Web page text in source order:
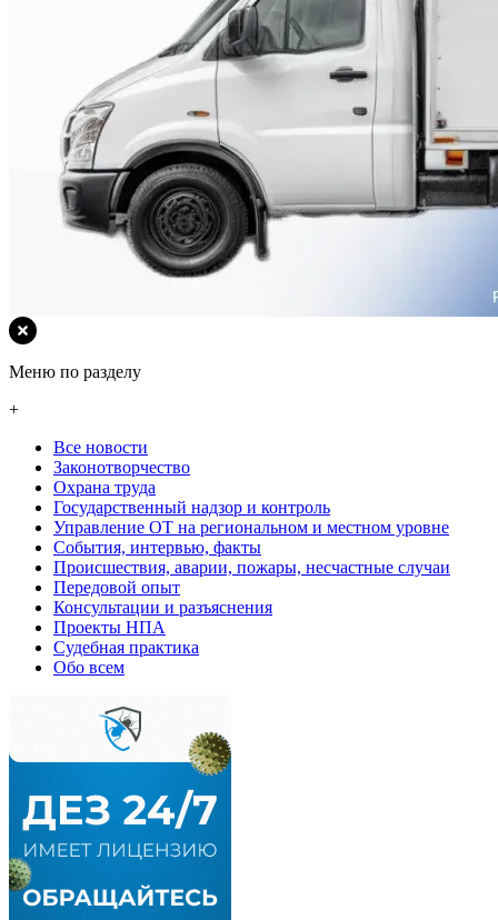
Меню по разделу
+
Все новости
Законотворчество
Охрана труда
Государственный надзор и контроль
Управление ОТ на региональном и местном уровне
События, интервью, факты
Происшествия, аварии, пожары, несчастные случаи
Передовой опыт
Консультации и разъяснения
Проекты НПА
Судебная практика
Обо всем